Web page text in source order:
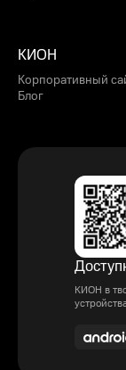
КИОН
Корпоративный
Блог
КИОН в